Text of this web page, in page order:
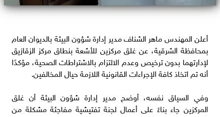
​أعلن المهندس ماهر الشناف مدير إدارة شؤون البيئة بالديوان العام
بمحافظة الشرقية، عن غلق مركزين للأشعة بنطاق مركز الزقازيق
لإدارتهما بدون ترخيص وعدم الالتزام بالاشتراطات الصحية، مؤكدًا
أنه تم اتخاذ كافة الإجراءات القانونية اللازمة حيال المخالفين.
​وفي السياق نفسه، أوضح مدير إدارة شؤون البيئة أن غلق
المركزين جاء بناءً على أعمال لجنة تفتيشية مفاجئة مشكلة من